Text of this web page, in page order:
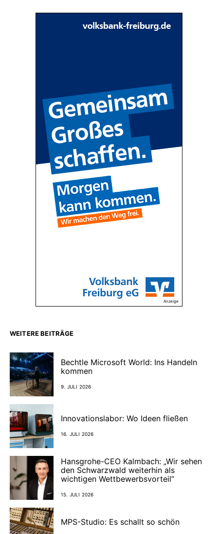
Anzeige
WEITERE BEITRÄGE
Bechtle Microsoft World: Ins Handeln
kommen
9. JULI 2026
Innovationslabor: Wo Ideen fließen
16. JULI 2026
Hansgrohe-CEO Kalmbach: „Wir sehen
den Schwarzwald weiterhin als
wichtigen Wettbewerbsvorteil“
15. JULI 2026
MPS-Studio: Es schallt so schön